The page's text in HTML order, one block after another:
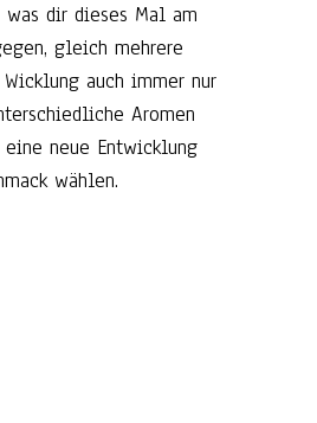
dir dieses Mal am
gleich mehrere
auch immer nur
Aromen
eine neue Entwicklung
wählen.